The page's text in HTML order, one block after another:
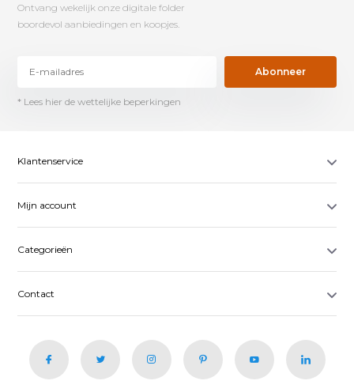
Ontvang wekelijk onze digitale folder
boordevol aanbiedingen en koopjes.
Abonneer
* Lees hier de wettelijke beperkingen
Klantenservice
Mijn account
Categorieën
Contact